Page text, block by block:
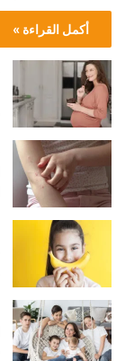
أكمل القراءة »